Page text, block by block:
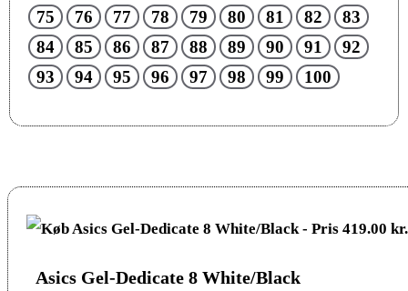
75
76 77 78 79 80 81 82
83
84
85 86 87 88 89 90 91
92
93
94 95 96 97 98 99 100
Asics Gel-Dedicate 8 White/Black